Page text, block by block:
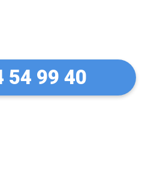
54 99 40